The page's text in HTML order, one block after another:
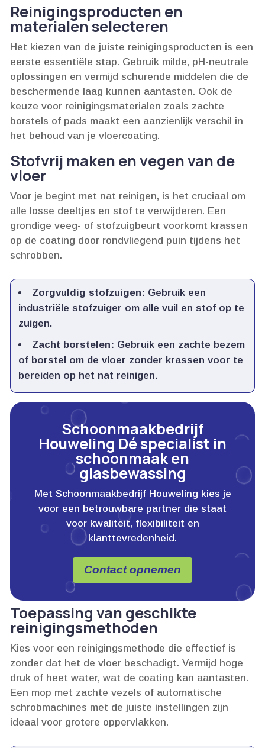
Reinigingsproducten en
materialen selecteren
Het kiezen van de juiste reinigingsproducten is een
eerste essentiële stap.​ Gebruik milde, pH-neutrale
oplossingen en vermijd schurende middelen die de
beschermende laag kunnen aantasten.​ Ook de
keuze voor reinigingsmaterialen zoals zachte
borstels of pads maakt een aanzienlijk verschil in
het behoud van je vloercoating.​
Stofvrij maken en vegen van de
vloer
Voor je begint met nat reinigen, is het cruciaal om
alle losse deeltjes en stof te verwijderen.​ Een
grondige veeg- of stofzuigbeurt voorkomt krassen
op de coating door rondvliegend puin tijdens het
schrobben.​
Zorgvuldig stofzuigen: Gebruik een
industriële stofzuiger om alle vuil en stof op te
zuigen.​
Zacht borstelen: Gebruik een zachte bezem
of borstel om de vloer zonder krassen voor te
bereiden op het nat reinigen.​
Schoonmaakbedrijf
Houweling Dé specialist in
schoonmaak en
glasbewassing
Met Schoonmaakbedrijf Houweling kies je
voor een betrouwbare partner die staat
voor kwaliteit, flexibiliteit en
klanttevredenheid.
Contact opnemen
Toepassing van geschikte
reinigingsmethoden
Kies voor een reinigingsmethode die effectief is
zonder dat het de vloer beschadigt.​ Vermijd hoge
druk of heet water, wat de coating kan aantasten.​
Een mop met zachte vezels of automatische
schrobmachines met de juiste instellingen zijn
ideaal voor grotere oppervlakken.​